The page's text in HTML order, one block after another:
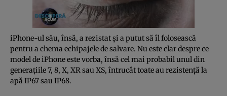
iPhone-ul său, însă, a rezistat şi a putut să îl folosească
pentru a chema echipajele de salvare. Nu este clar despre ce
model de iPhone este vorba, însă cel mai probabil unul din
generaţiile 7, 8, X, XR sau XS, întrucât toate au rezistenţă la
apă IP67 sau IP68.